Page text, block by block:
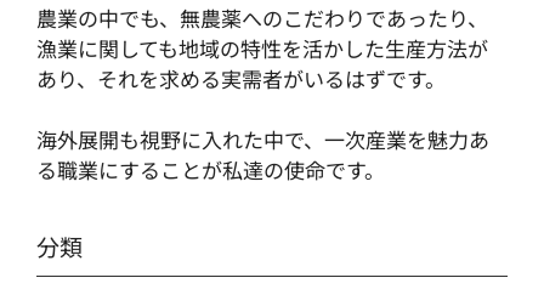
農業の中でも、無農薬へのこだわりであったり、
漁業に関しても地域の特性を活かした生産方法が
あり、それを求める実需者がいるはずです。
海外展開も視野に入れた中で、一次産業を魅力あ
る職業にすることが私達の使命です。
分類